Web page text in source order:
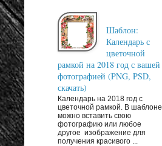
Шаблон:
Календарь с
цветочной
рамкой на 2018 год с вашей
фотографией (PNG, PSD,
скачать)
Календарь на 2018 год с
цветочной рамкой. В шаблоне
можно вставить свою
фотографию или любое
другое изображение для
получения красивого ...